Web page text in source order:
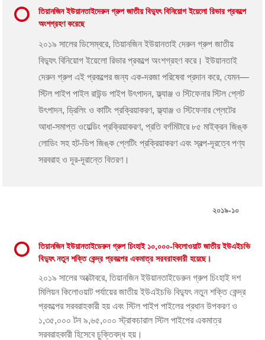
তিয়ানজিন ইউয়ানতাইদেরুন গ্রুপ জাতীয় বিদ্যুৎ বিনিয়োগ ইয়েলো রিভার প্রকল্পে
অংশগ্রহণ করেছে
২০১৯ সালের ডিসেম্বরে, তিয়ানজিন ইউয়ানতাই দেরুন গ্রুপ জাতীয়
বিদ্যুৎ বিনিয়োগ ইয়েলো রিভার প্রকল্পে অংশগ্রহণ করে। ইউয়ানতাই
দেরুন গ্রুপ এই প্রকল্পের জন্য এক-দরজা পরিষেবা প্রদান করে, যেমন—
স্টিল পাইপ পাইল রাউন্ড পাইপ উৎপাদন, ফ্ল্যাঞ্জ ও স্টিফেনার স্টিল প্লেট
উৎপাদন, ড্রিলিং ও কাটিং প্রক্রিয়াকরণ, ফ্ল্যাঞ্জ ও স্টিফেনার প্লেটের
আধা-সমাপ্ত ওয়েল্ডিং প্রক্রিয়াকরণ, প্রতি বর্গমিটারে ৮৫ মাইক্রন জিঙ্ক
লোডিং সহ হট-ডিপ জিঙ্ক প্লেটিং প্রক্রিয়াকরণ এবং স্বল্প-দূরত্বে পণ্য
সরবরাহ ও দূর-দূরান্তে বিতরণ।
২০১৯-১০
তিয়ানজিন ইউয়ানতাইডেরুন গ্রুপ চিংহাই ১০,০০০-কিলোওয়াট জাতীয় ইউএইচভি
বিদ্যুৎ নতুন শক্তি কেন্দ্র প্রকল্পের একমাত্র সরবরাহকারী হয়েছে।
২০১৯ সালের অক্টোবরে, তিয়ানজিন ইউয়ানতাইডেরুন গ্রুপ চিংহাই দশ
মিলিয়ন কিলোওয়াট পর্যায়ের জাতীয় ইউএইচভি বিদ্যুৎ নতুন শক্তি কেন্দ্র
প্রকল্পের সরবরাহকারী হয় এবং স্টিল পাইপ পাইলের প্রধান উপকরণ ও
১,৩৫,০০০ টন ৯,৬৫,০০০ স্ট্রাকচারাল স্টিল পাইপের একমাত্র
সরবরাহকারী হিসেবে চুক্তিবদ্ধ হয়।